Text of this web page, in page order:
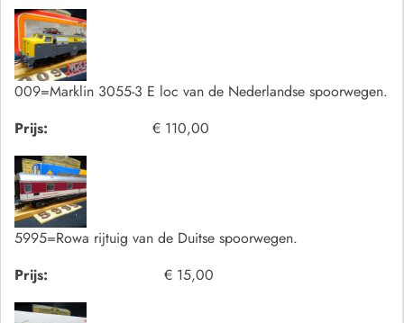
009=Marklin 3055-3 E loc van de Nederlandse spoorwegen.
Prijs:
€ 110,00
5995=Rowa rijtuig van de Duitse spoorwegen.
Prijs:
€ 15,00